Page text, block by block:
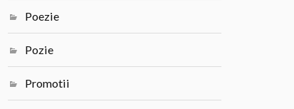
Poezie
Pozie
Promotii